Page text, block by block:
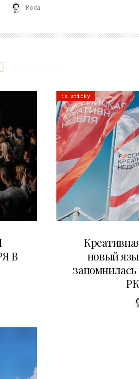
Moda
В
is sticky
новый
запомнилась